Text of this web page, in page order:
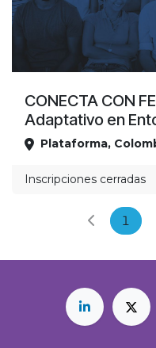
CONECTA CON
Adaptativo en
Ubicación
Plataforma,
Inscripciones cerradas
Anterior
1